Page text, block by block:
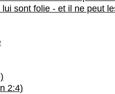
sont folie - et il ne peut
2:4)